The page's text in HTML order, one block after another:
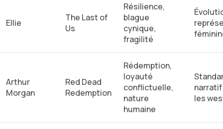
Ellie
The Last of
Us
Résilience,
blague
cynique,
fragilité
Arthur
Morgan
Red Dead
Redemption
Rédemption,
loyauté
conflictuelle,
nature
humaine
les